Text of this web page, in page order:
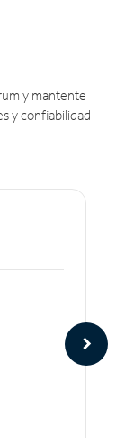
y mantente
y confiabilidad